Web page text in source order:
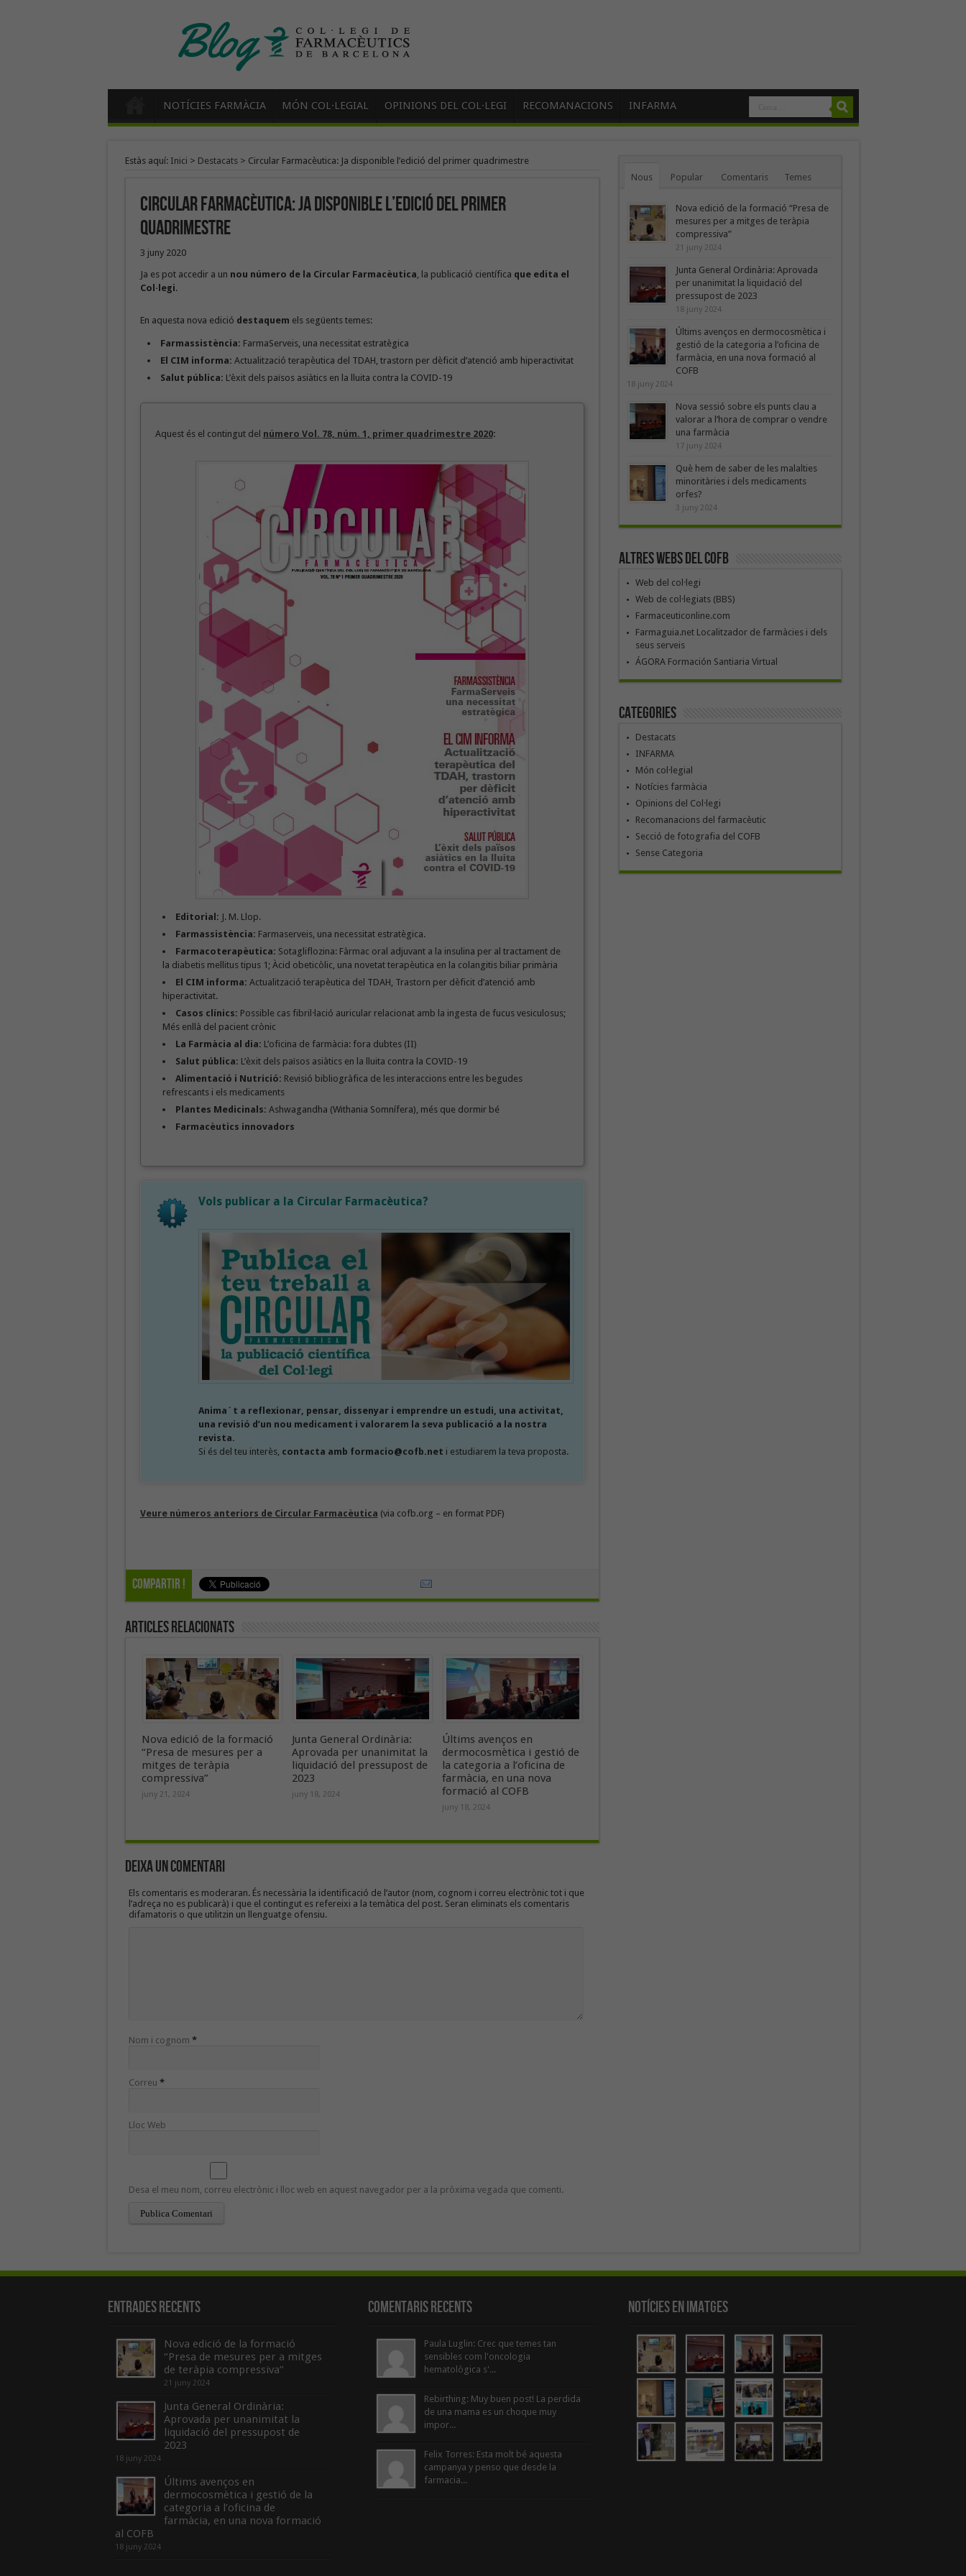
NOTÍCIES FARMÀCIA MÓN COL·LEGIAL OPINIONS DEL COL·LEGI RECOMANACIONS INFARMA
Estàs aquí: Inici > Destacats> Circular Farmacèutica: Ja disponible l’edició del primer quadrimestre
Circular Farmacèutica: Ja disponible l’edició del primer
quadrimestre
3 juny 2020
Ja es pot accedir a un nou número de la Circular Farmacèutica, la publicació científica que edita el
Col·legi.
En aquesta nova edició destaquem els següents temes:
Farmassistència: FarmaServeis, una necessitat estratègica
El CIM informa: Actualització terapèutica del TDAH, trastorn per dèficit d’atenció amb hiperactivitat
Salut pública: L’èxit dels països asiàtics en la lluita contra la COVID-19
Aquest és el contingut del número Vol. 78, núm. 1, primer quadrimestre 2020:
Editorial: J. M. Llop.
Farmassistència: Farmaserveis, una necessitat estratègica.
Farmacoterapèutica: Sotagliflozina: Fàrmac oral adjuvant a la insulina per al tractament de
la diabetis mellitus tipus 1; Àcid obeticòlic, una novetat terapèutica en la colangitis biliar primària
El CIM informa: Actualització terapèutica del TDAH, Trastorn per dèficit d’atenció amb
hiperactivitat.
Casos clínics: Possible cas fibril·lació auricular relacionat amb la ingesta de fucus vesiculosus;
Més enllà del pacient crònic
La Farmàcia al dia: L’oficina de farmàcia: fora dubtes (II)
Salut pública: L’èxit dels països asiàtics en la lluita contra la COVID-19
Alimentació i Nutrició: Revisió bibliogràfica de les interaccions entre les begudes
refrescants i els medicaments
Plantes Medicinals: Ashwagandha (Withania Somnífera), més que dormir bé
Farmacèutics innovadors
Vols publicar a la Circular Farmacèutica?
Anima´t a reflexionar, pensar, dissenyar i emprendre un estudi, una activitat,
una revisió d’un nou medicament i valorarem la seva publicació a la nostra
revista.
Si és del teu interès, contacta amb formacio@cofb.net i estudiarem la teva proposta.
Veure números anteriors de Circular Farmacèutica (via cofb.org – en format PDF)
Compartir !
Articles Relacionats
Nova edició de la formació
“Presa de mesures per a
mitges de teràpia
compressiva”
juny 21, 2024
Junta General Ordinària:
Aprovada per unanimitat la
liquidació del pressupost de
2023
juny 18, 2024
Últims avenços en
dermocosmètica i gestió de
la categoria a l’oficina de
farmàcia, en una nova
formació al COFB
juny 18, 2024
Deixa un Comentari
Els comentaris es moderaran. És necessària la identificació de l’autor (nom, cognom i correu electrònic tot i que
l’adreça no es publicarà) i que el contingut es refereixi a la temàtica del post. Seran eliminats els comentaris
difamatoris o que utilitzin un llenguatge ofensiu.
Nom i cognom *
Correu *
Lloc Web
Desa el meu nom, correu electrònic i lloc web en aquest navegador per a la pròxima vegada que comenti.
Nous Popular Comentaris Temes
Nova edició de la formació “Presa de
mesures per a mitges de teràpia
compressiva”
21 juny 2024
Junta General Ordinària: Aprovada
per unanimitat la liquidació del
pressupost de 2023
18 juny 2024
Últims avenços en dermocosmètica i
gestió de la categoria a l’oficina de
farmàcia, en una nova formació al
COFB
18 juny 2024
Nova sessió sobre els punts clau a
valorar a l’hora de comprar o vendre
una farmàcia
17 juny 2024
Què hem de saber de les malalties
minoritàries i dels medicaments
orfes?
3 juny 2024
Altres webs del COFB
Web del col·legi
Web de col·legiats (BBS)
Farmaceuticonline.com
Farmaguia.net Localitzador de farmàcies i dels
seus serveis
ÁGORA Formación Santiaria Virtual
Categories
Destacats
INFARMA
Món col·legial
Notícies farmàcia
Opinions del Col·legi
Recomanacions del farmacèutic
Secció de fotografia del COFB
Sense Categoria
Entrades recents
Nova edició de la formació
“Presa de mesures per a mitges
de teràpia compressiva”
21 juny 2024
Junta General Ordinària:
Aprovada per unanimitat la
liquidació del pressupost de
2023
18 juny 2024
Últims avenços en
dermocosmètica i gestió de la
categoria a l’oficina de
farmàcia, en una nova formació
al COFB
18 juny 2024
Comentaris Recents
Paula Luglin: Crec que temes tan
sensibles com l'oncologia
hematològica s'...
Rebirthing: Muy buen post! La perdida
de una mama es un choque muy
impor...
Felix Torres: Esta molt bé aquesta
campanya y penso que desde la
farmacia...
Notícies en Imatges